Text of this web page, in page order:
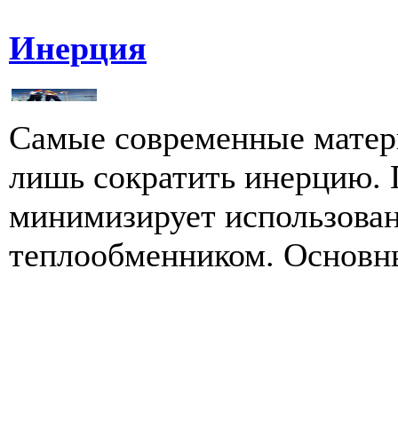
Инерция
Самые современные
лишь сократить инерцию.
минимизирует
теплообменником.